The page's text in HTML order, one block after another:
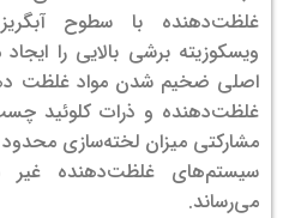
غلظت‌دهنده با سطوح
ویسکوزیته برشی بالایی را
غلظت‌دهنده و ذرات کلوئید
مشارکتی میزان لخته‌سازی
سیستم‌های غلظت‌دهنده
می‌رساند.